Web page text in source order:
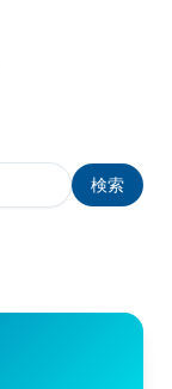
検索